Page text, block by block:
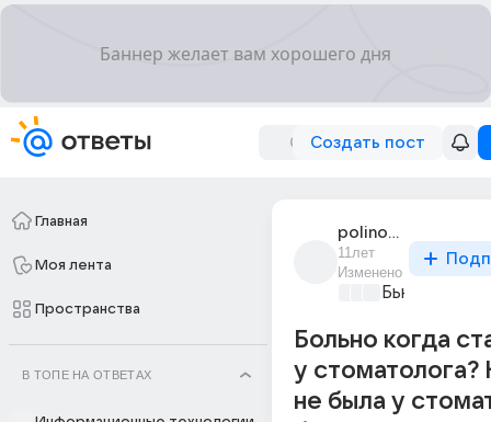
Создать пост
Главная
Моя лента
Пространства
В ТОПЕ НА ОТВЕТАХ
polinochka_921
11лет
Изменено
Бьютилэнд
Больно когда
у стоматолога?
не была у